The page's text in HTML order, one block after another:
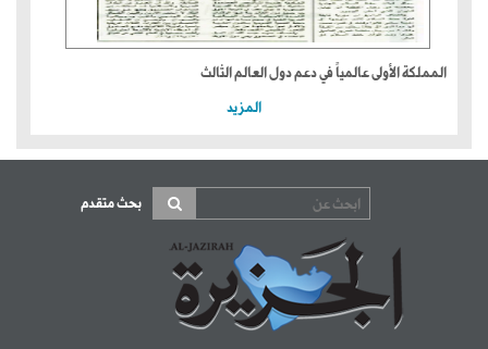
المملكة الأولى عالمياً في دعم دول العالم الثالث
المزيد
بحث متقدم